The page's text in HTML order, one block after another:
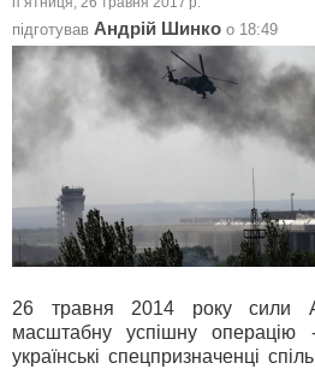
підготував Андрій Шинко о 18:49
26 травня 2014 року сили
масштабну успішну операцію
українські спецпризначенці